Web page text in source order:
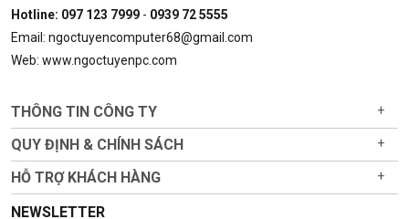
Hotline: 097 123 7999 - 0939 72 5555
Email: ngoctuyencomputer68@gmail.com
Web: www.ngoctuyenpc.com
THÔNG TIN CÔNG TY +
QUY ĐỊNH & CHÍNH SÁCH +
HỖ TRỢ KHÁCH HÀNG +
NEWSLETTER